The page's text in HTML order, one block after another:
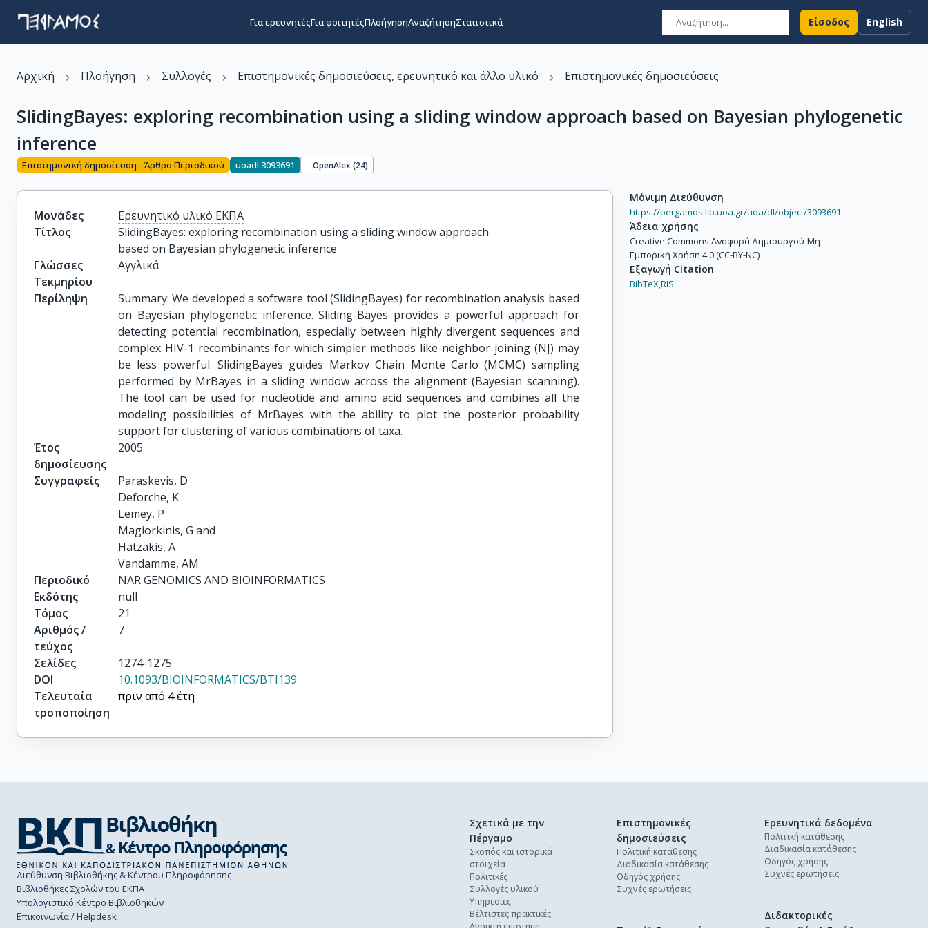
Για ερευνητέςΓια φοιτητέςΠλοήγησηΑναζήτησηΣτατιστικά Είσοδος English
Αρχική › Πλοήγηση › Συλλογές › Επιστημονικές δημοσιεύσεις, ερευνητικό και άλλο υλικό › Επιστημονικές δημοσιεύσεις
SlidingBayes: exploring recombination using a sliding window approach based on Bayesian phylogenetic
inference
Επιστημονική δημοσίευση - Άρθρο Περιοδικού uoadl:3093691 OpenAlex (24)
Μονάδες
Ερευνητικό υλικό ΕΚΠΑ
Τίτλος
SlidingBayes: exploring recombination using a sliding window approach
based on Bayesian phylogenetic inference
Γλώσσες
Τεκμηρίου
Αγγλικά
Περίληψη
Summary: We developed a software tool (SlidingBayes) for recombination analysis based
on Bayesian phylogenetic inference. Sliding-Bayes provides a powerful approach for
detecting potential recombination, especially between highly divergent sequences and
complex HIV-1 recombinants for which simpler methods like neighbor joining (NJ) may
be less powerful. SlidingBayes guides Markov Chain Monte Carlo (MCMC) sampling
performed by MrBayes in a sliding window across the alignment (Bayesian scanning).
The tool can be used for nucleotide and amino acid sequences and combines all the
modeling possibilities of MrBayes with the ability to plot the posterior probability
support for clustering of various combinations of taxa.
Έτος
δημοσίευσης
2005
Συγγραφείς
Paraskevis, D
Deforche, K
Lemey, P
Magiorkinis, G and
Hatzakis, A
Vandamme, AM
Περιοδικό
NAR GENOMICS AND BIOINFORMATICS
Εκδότης
null
Τόμος
21
Αριθμός /
τεύχος
7
Σελίδες
1274-1275
DOI
10.1093/BIOINFORMATICS/BTI139
Τελευταία
τροποποίηση
πριν από 4 έτη
Μόνιμη Διεύθυνση
https://pergamos.lib.uoa.gr/uoa/dl/object/3093691
Άδεια χρήσης
Creative Commons Αναφορά Δημιουργού-Μη
Εμπορική Χρήση 4.0 (CC-BY-NC)
Εξαγωγή Citation
BibTeX,RIS
Διεύθυνση Βιβλιοθήκης & Κέντρου Πληροφόρησης
Βιβλιοθήκες Σχολών του ΕΚΠΑ
Υπολογιστικό Κέντρο Βιβλιοθηκών
Επικοινωνία / Helpdesk
Σχετικά με την
Πέργαμο
Σκοπός και ιστορικά
στοιχεία
Πολιτικές
Συλλογές υλικού
Υπηρεσίες
Βέλτιστες πρακτικές
Επιστημονικές
δημοσιεύσεις
Πολιτική κατάθεσης
Διαδικασία κατάθεσης
Οδηγός χρήσης
Συχνές ερωτήσεις
Ερευνητικά δεδομένα
Πολιτική κατάθεσης
Διαδικασία κατάθεσης
Οδηγός χρήσης
Συχνές ερωτήσεις
Διδακτορικές